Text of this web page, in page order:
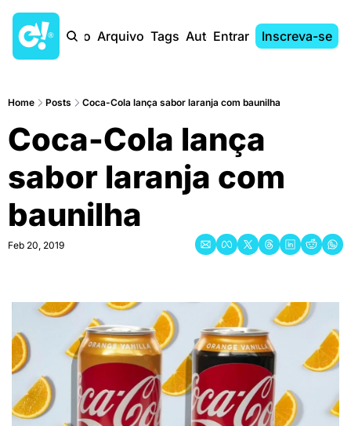
Início Arquivo Tags AutoresEntrar Inscreva-se
Home Posts Coca-Cola lança sabor laranja com baunilha
Coca-Cola lança
sabor laranja com
baunilha
Feb 20, 2019